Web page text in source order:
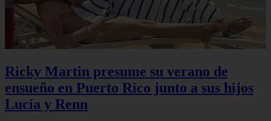
Ricky Martin presume su verano de
ensueño en Puerto Rico junto a sus hijos
Lucía y Renn